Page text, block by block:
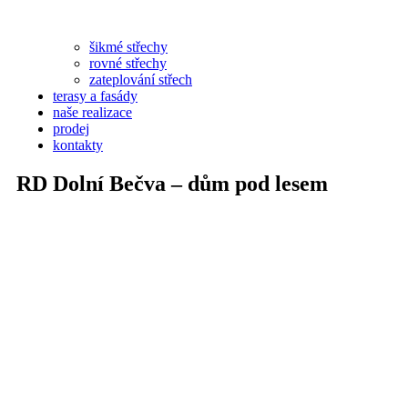
šikmé střechy
rovné střechy
zateplování střech
terasy a fasády
naše realizace
prodej
kontakty
RD Dolní Bečva – dům pod lesem